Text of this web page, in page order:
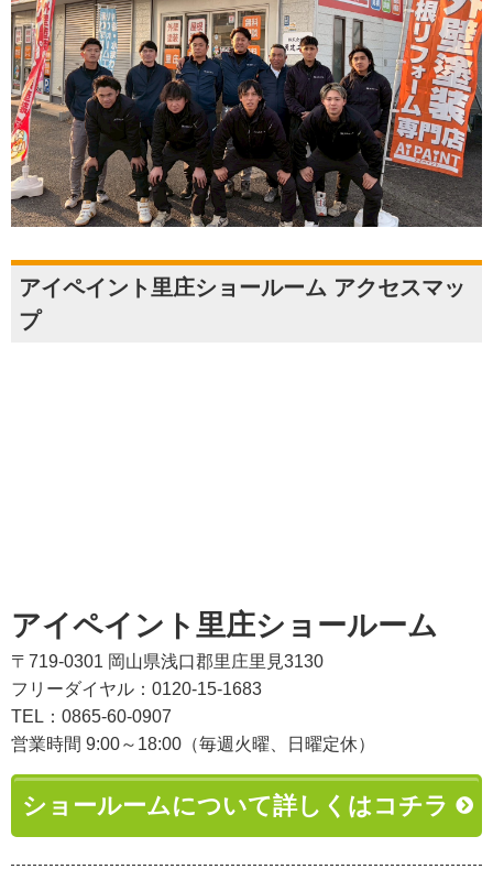
アイペイント里庄ショールーム アクセスマッ
プ
アイペイント里庄ショールーム
〒719-0301 岡山県浅口郡里庄里見3130
フリーダイヤル：0120-15-1683
TEL：0865-60-0907
営業時間 9:00～18:00（毎週火曜、日曜定休）
ショールームについて詳しくはコチラ